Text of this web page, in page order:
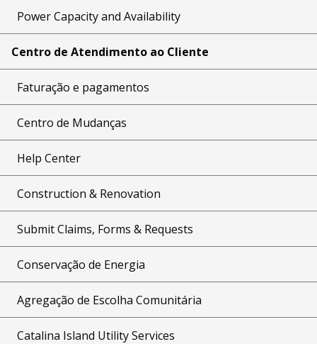
Power Capacity and Availability
Centro de Atendimento ao Cliente
Faturação e pagamentos
Centro de Mudanças
Help Center
Construction & Renovation
Submit Claims, Forms & Requests
Conservação de Energia
Agregação de Escolha Comunitária
Catalina Island Utility Services